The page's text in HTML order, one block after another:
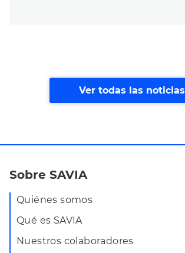
Ver todas las noticias
Sobre SAVIA
Quiénes somos
Qué es SAVIA
Nuestros colaboradores